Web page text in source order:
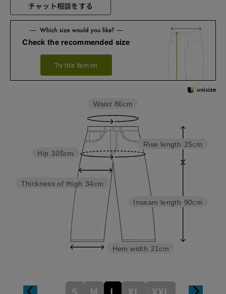
チャット相談をする
Check the recommended size
Try this item on
Inseam length 90cm
Rise length 25cm
Hem width 21cm
Thickness of thigh 34cm
Hip 105cm
Waist 86cm
S M L XL XXL